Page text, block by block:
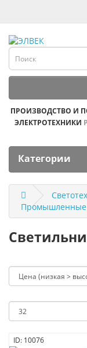
ПРОИЗВОДСТВО И
ЭЛЕКТРОТЕХНИКИ
Категории
Промышленные
ID: 10076